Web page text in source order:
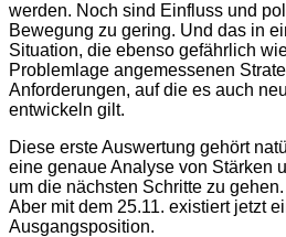
werden. Noch sind Einfluss und
Bewegung zu gering. Und das in
Situation, die ebenso gefährlich
Problemlage angemessenen
Anforderungen, auf die es auch
entwickeln gilt.
Diese erste Auswertung gehört
eine genaue Analyse von Stärken
um die nächsten Schritte zu gehen.
Aber mit dem 25.11. existiert jetzt
Ausgangsposition.